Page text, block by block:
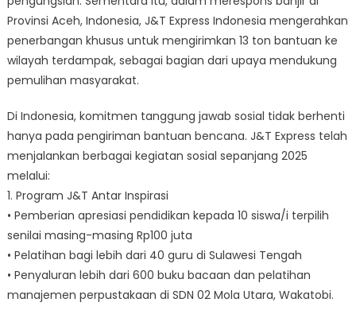
Provinsi Aceh, Indonesia, J&T Express Indonesia mengerahkan
penerbangan khusus untuk mengirimkan 13 ton bantuan ke
wilayah terdampak, sebagai bagian dari upaya mendukung
pemulihan masyarakat.
Di Indonesia, komitmen tanggung jawab sosial tidak berhenti
hanya pada pengiriman bantuan bencana. J&T Express telah
menjalankan berbagai kegiatan sosial sepanjang 2025
melalui:
1. Program J&T Antar Inspirasi
• Pemberian apresiasi pendidikan kepada 10 siswa/i terpilih
senilai masing-masing Rp100 juta
• Pelatihan bagi lebih dari 40 guru di Sulawesi Tengah
• Penyaluran lebih dari 600 buku bacaan dan pelatihan
manajemen perpustakaan di SDN 02 Mola Utara, Wakatobi.